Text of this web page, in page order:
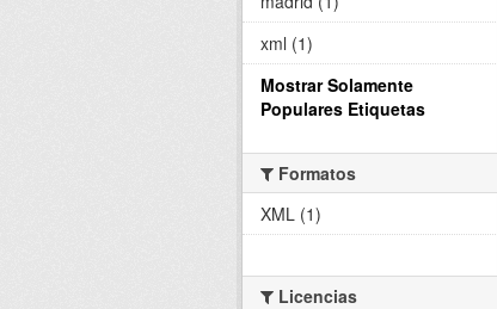
xml (1)
Mostrar Solamente
Populares Etiquetas
Formatos
XML (1)
Licencias